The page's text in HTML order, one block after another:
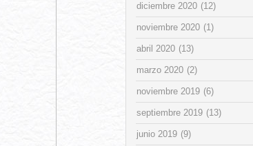
diciembre 2020 (12)
noviembre 2020 (1)
abril 2020 (13)
marzo 2020 (2)
noviembre 2019 (6)
septiembre 2019 (13)
junio 2019 (9)